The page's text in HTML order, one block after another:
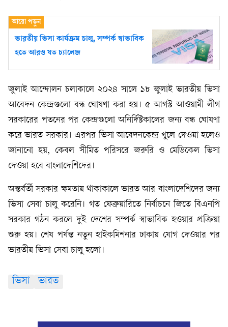
ভারতীয় ভিসা কার্যক্রম চালু, সম্পর্ক স্বাভাবিক
হতে আরও যত চ্যালেঞ্জ
জুলাই আন্দোলন চলাকালে ২০২৪ সালে ১৮ জুলাই ভারতীয় ভিসা
আবেদন কেন্দ্রগুলো বন্ধ ঘোষণা করা হয়। ৫ আগস্ট আওয়ামী লীগ
সরকারের পতনের পর কেন্দ্রগুলো অনির্দিষ্টকালের জন্য বন্ধ ঘোষণা
করে ভারত সরকার। এরপর ভিসা আবেদনকেন্দ্র খুলে দেওয়া হলেও
জানানো হয়, কেবল সীমিত পরিসরে জরুরি ও মেডিকেল ভিসা
দেওয়া হবে বাংলাদেশিদের।
অন্তর্বর্তী সরকার ক্ষমতায় থাকাকালে ভারত আর বাংলাদেশিদের জন্য
ভিসা সেবা চালু করেনি। গত ফেব্রুয়ারিতে নির্বাচনে জিতে বিএনপি
সরকার গঠন করলে দুই দেশের সম্পর্ক স্বাভাবিক হওয়ার প্রক্রিয়া
শুরু হয়। শেষ পর্যন্ত নতুন হাইকমিশনার ঢাকায় যোগ দেওয়ার পর
ভারতীয় ভিসা সেবা চালু হলো।
ভিসা ভারত